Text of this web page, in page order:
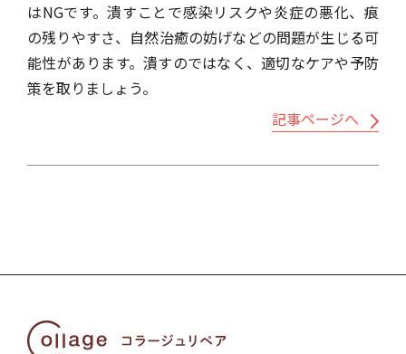
はNGです。潰すことで感染リスクや炎症の悪化、痕
の残りやすさ、自然治癒の妨げなどの問題が生じる可
能性があります。潰すのではなく、適切なケアや予防
策を取りましょう。
記事ページへ